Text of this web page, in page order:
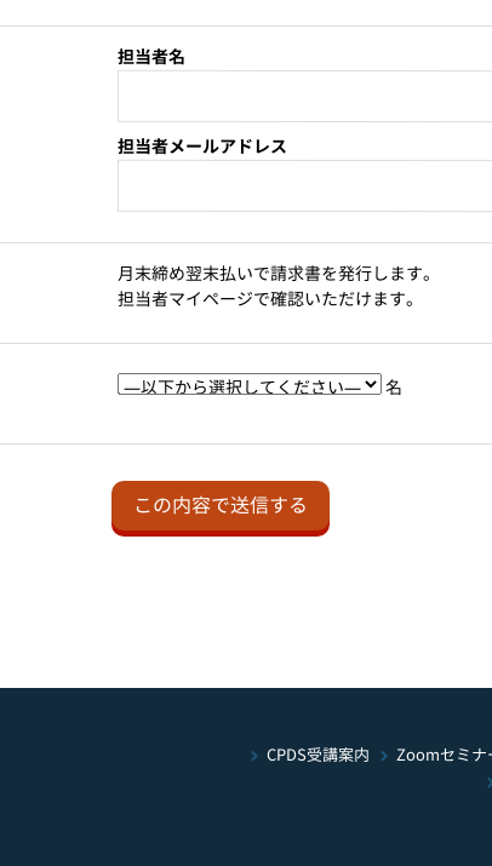
担当者名
担当者メールアドレス
月末締め翌末払いで請求書を発行します。
担当者マイページで確認いただけます。
名
CPDS受講案内 Zoomセミナ